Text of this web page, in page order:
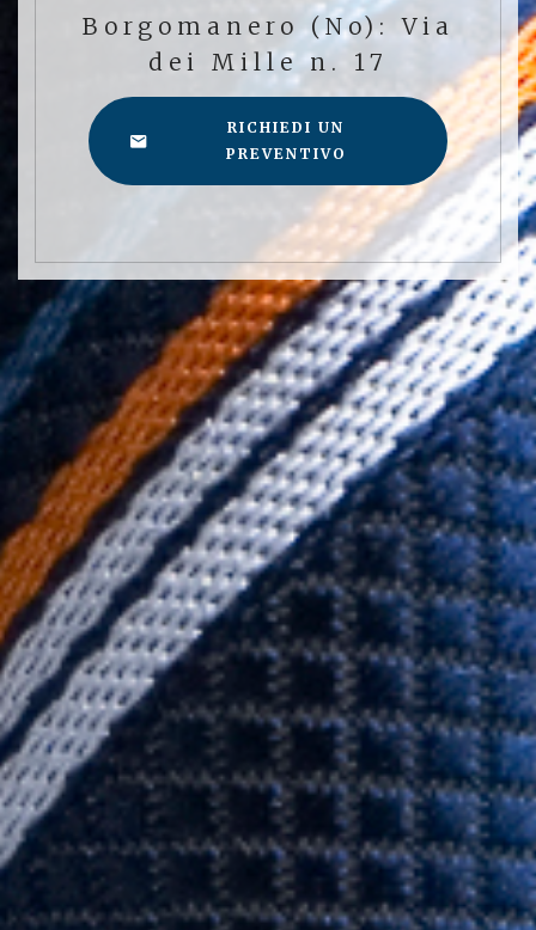
Borgomanero (No): Via
dei Mille n. 17
RICHIEDI UN
PREVENTIVO